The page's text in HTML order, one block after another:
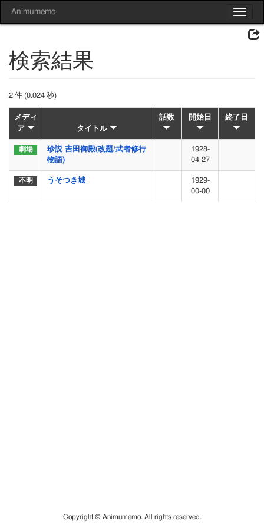
Toggle
Animumemo
検索結果
2 件 (0.024 秒)
メディ
ア
タイトル
話数 開始日 終了日
珍説 吉田御殿(改題/武者修行
物語)
1928-
04-27
うそつき城
1929-
00-00
Copyright © Animumemo. All rights reserved.